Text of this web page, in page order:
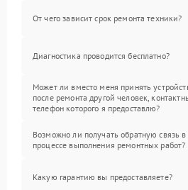
От чего зависит срок ремонта техники?
Диагностика проводится бесплатно?
Может ли вместо меня принять
после ремонта другой человек,
телефон которого я предоставлю?
Возможно ли получать обратную связь в
процессе выполнения ремонтных работ?
Какую гарантию вы предоставляете?